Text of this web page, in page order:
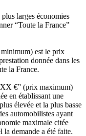
larges économies
“Toute la France”
est le prix
donnée dans les
la France.
€” (prix maximum)
en établissant une
élevée et la plus basse
automobilistes ayant
maximale citée
la demande a été faite.